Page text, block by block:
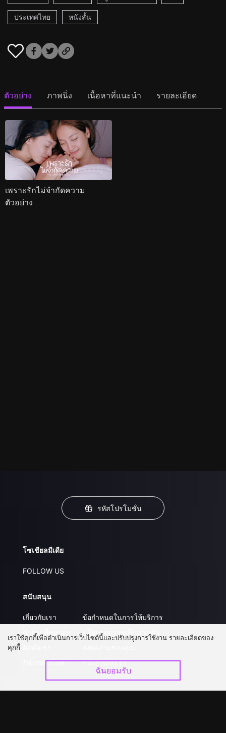
ประเทศไทย หนังสั้น
ตัวอย่าง ภาพนิ่ง เนื้อหาที่แนะนำ รายละเอียด
เพราะรักไม่จำกัดความ
ตัวอย่าง
รหัสโปรโมชั่น
โซเชียลมีเดีย
FOLLOW US
สนับสนุน
เกี่ยวกับเรา
คำถามที่พบบ่อย
อัปเกรด วีไอพี
ข้อกำหนดในการให้บริการ
นโยบายความเป็นส่วนตัว
ร่วมงานกับเรา
เราใช้คุกกี้เพื่อดำเนินการเว็บไซต์นี้และปรับปรุงการใช้งาน รายละเอียดของ
คุกกี้
ฉันยอมรับ